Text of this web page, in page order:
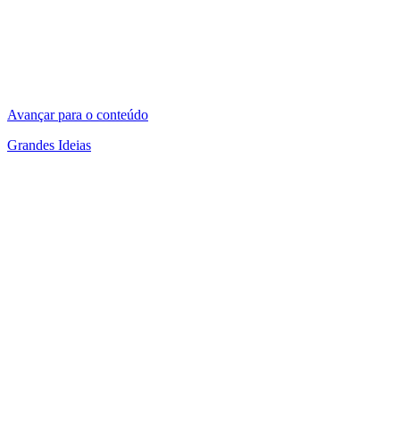
Avançar para o conteúdo
Grandes Ideias